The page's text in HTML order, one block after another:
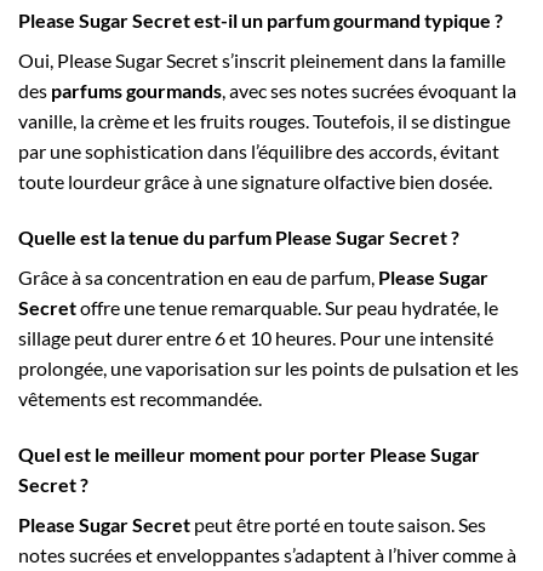
Please Sugar Secret est-il un parfum gourmand typique ?
Oui, Please Sugar Secret s’inscrit pleinement dans la famille
des parfums gourmands, avec ses notes sucrées évoquant la
vanille, la crème et les fruits rouges. Toutefois, il se distingue
par une sophistication dans l’équilibre des accords, évitant
toute lourdeur grâce à une signature olfactive bien dosée.
Quelle est la tenue du parfum Please Sugar Secret ?
Grâce à sa concentration en eau de parfum, Please Sugar
Secretoffre une tenue remarquable. Sur peau hydratée, le
sillage peut durer entre 6 et 10 heures. Pour une intensité
prolongée, une vaporisation sur les points de pulsation et les
vêtements est recommandée.
Quel est le meilleur moment pour porter Please Sugar
Secret ?
Please Sugar Secret peut être porté en toute saison. Ses
notes sucrées et enveloppantes s’adaptent à l’hiver comme à